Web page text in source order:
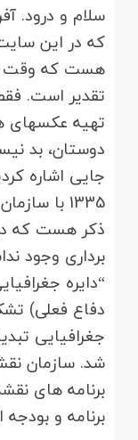
سلام و درود.
که در این
هست که وقت
تقدیر است.
تهیه عکسهای
دوستان، بد
جایی اشاره
1335 با
ذکر هست که
برداری وجود
“دایره
دفاع فعلی)
جغرافیایی
برنامه های
برنامه و